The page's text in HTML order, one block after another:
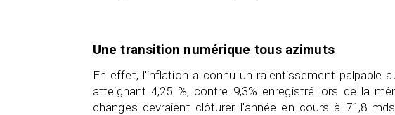
Une transition numérique tous azimuts
En effet, l'inflation a connu un ralentissement palpable
atteignant 4,25 %, contre 9,3% enregistré lors de la
changes devraient clôturer l'année en cours à 71,8